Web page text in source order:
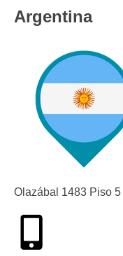
Argentina
Olazábal 1483 Piso